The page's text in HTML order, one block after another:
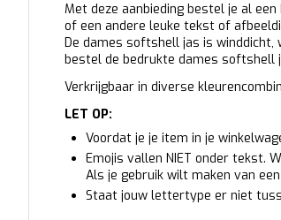
Met deze aanbieding bestel je al
of een andere leuke tekst of
De dames softshell jas is
bestel de bedrukte dames softshell
Verkrijgbaar in diverse
LET OP:
Voordat je je item in je
Emojis vallen NIET onder tekst.
Als je gebruik wilt maken van
Staat jouw lettertype er niet